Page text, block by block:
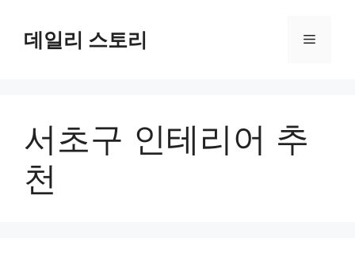
데일리 스토리 메
서초구 인테리어 추
천